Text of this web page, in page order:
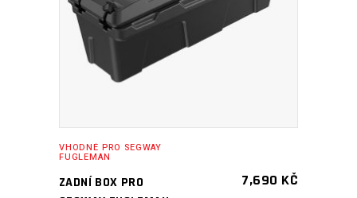
PŘIDAT DO KOŠÍKU
VHODNÉ PRO SEGWAY
FUGLEMAN
ZADNÍ BOX PRO
7,690 KČ